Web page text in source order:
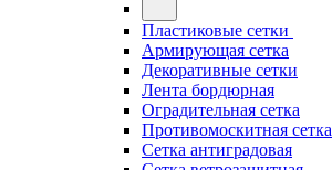
Пластиковые сетки
Армирующая сетка
Декоративные сетки
Лента бордюрная
Оградительная сетка
Противомоскитная сетка
Сетка антиградовая